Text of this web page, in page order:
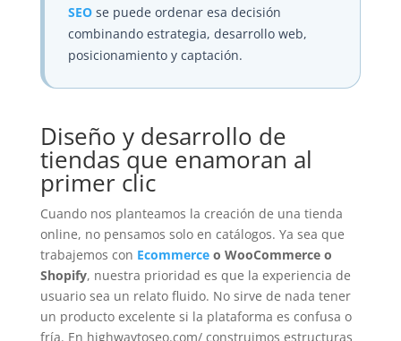
SEOse puede ordenar esa decisión
combinando estrategia, desarrollo web,
posicionamiento y captación.
Diseño y desarrollo de
tiendas que enamoran al
primer clic
Cuando nos planteamos la creación de una tienda
online, no pensamos solo en catálogos. Ya sea que
trabajemos con Ecommerceo WooCommerce o
Shopify, nuestra prioridad es que la experiencia de
usuario sea un relato fluido. No sirve de nada tener
un producto excelente si la plataforma es confusa o
fría. En highwaytoseo.com/ construimos estructuras